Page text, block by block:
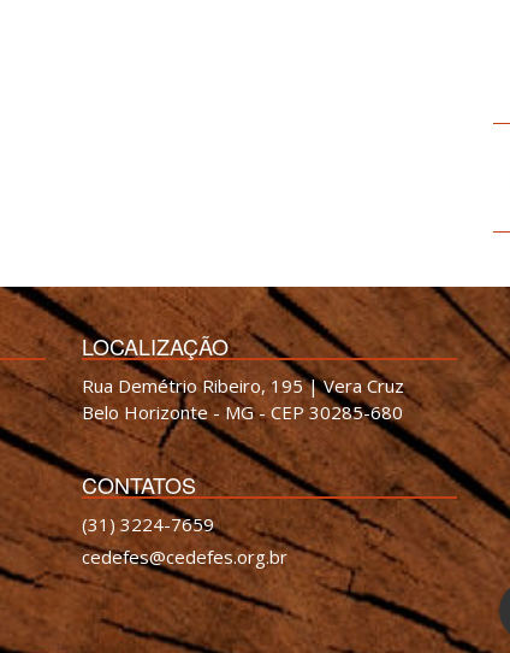
LOCALIZAÇÃO
Rua Demétrio Ribeiro, 195 | Vera Cruz
Belo Horizonte - MG - CEP 30285-680
CONTATOS
(31) 3224-7659
cedefes@cedefes.org.br